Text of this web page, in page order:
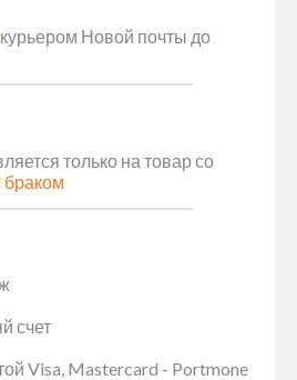
курьером Новой почты до
только на товар со
счет
Visa, Mastercard - Portmone